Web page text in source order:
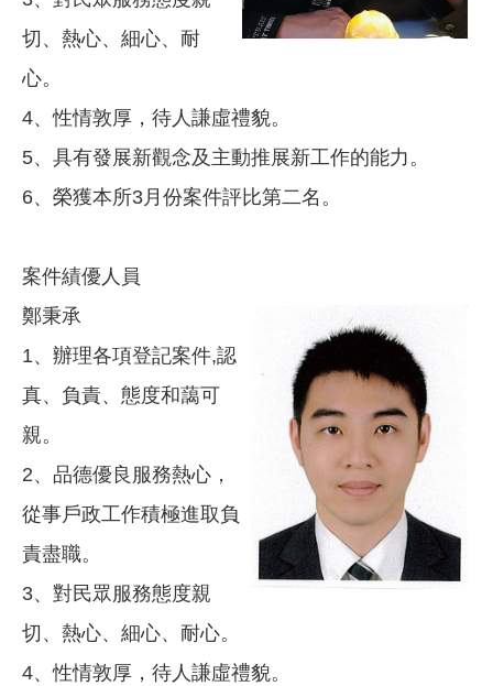
切、熱心、細心、耐
心。
4、性情敦厚，待人謙虛禮貌。
5、具有發展新觀念及主動推展新工作的能力。
6、榮獲本所3月份案件評比第二名。
案件績優人員
鄭秉承
1、辦理各項登記案件,認
真、負責、態度和藹可
親。
2、品德優良服務熱心，
從事戶政工作積極進取負
責盡職。
3、對民眾服務態度親
切、熱心、細心、耐心。
4、性情敦厚，待人謙虛禮貌。